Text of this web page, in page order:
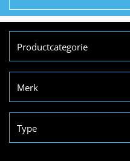
Productcategorie
Merk
Type